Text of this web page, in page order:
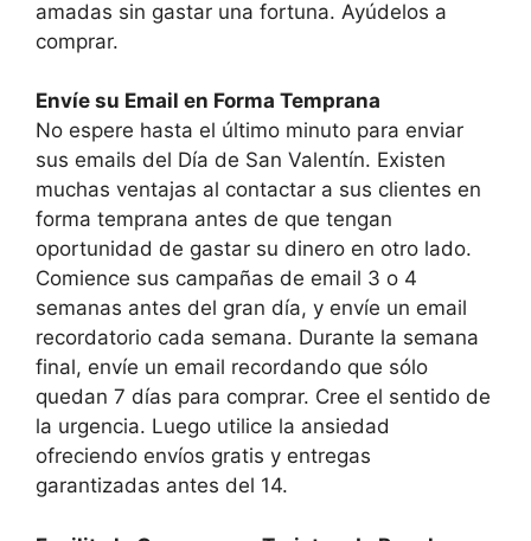
amadas sin gastar una fortuna. Ayúdelos a
comprar.
Envíe su Email en Forma Temprana
No espere hasta el último minuto para enviar
sus emails del Día de San Valentín. Existen
muchas ventajas al contactar a sus clientes en
forma temprana antes de que tengan
oportunidad de gastar su dinero en otro lado.
Comience sus campañas de email 3 o 4
semanas antes del gran día, y envíe un email
recordatorio cada semana. Durante la semana
final, envíe un email recordando que sólo
quedan 7 días para comprar. Cree el sentido de
la urgencia. Luego utilice la ansiedad
ofreciendo envíos gratis y entregas
garantizadas antes del 14.